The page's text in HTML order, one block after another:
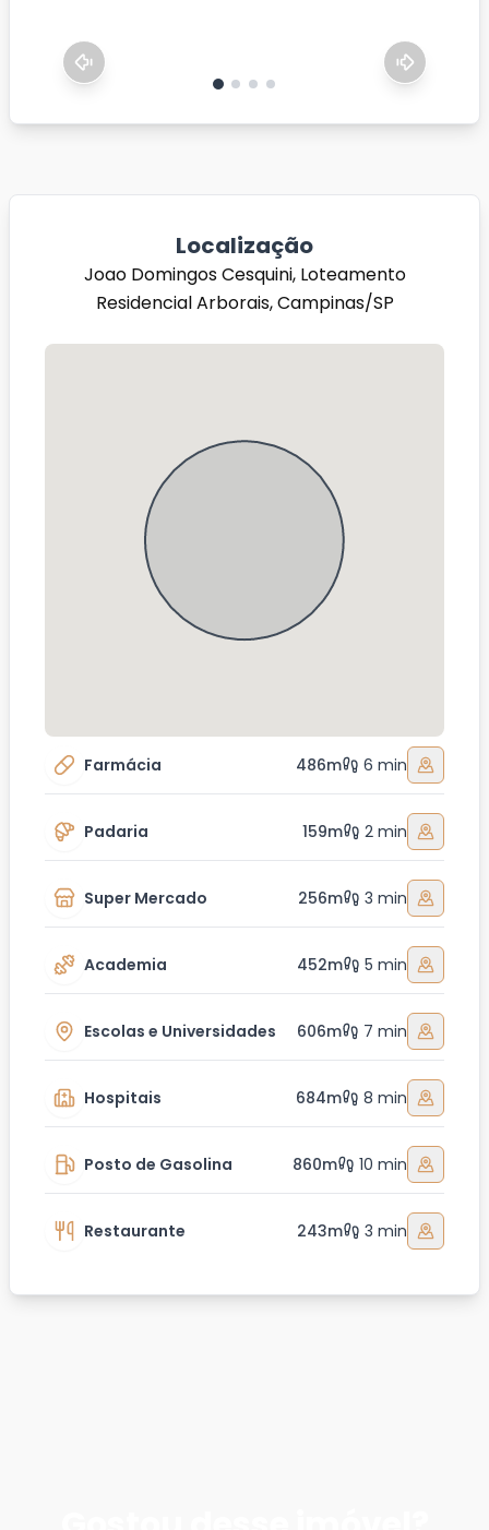
Localização
Joao Domingos Cesquini, Loteamento
Residencial Arborais, Campinas/SP
Farmácia 486m 6 min
Padaria 159m 2 min
Super Mercado 256m 3 min
Academia 452m 5 min
Escolas e Universidades 606m 7 min
Hospitais 684m 8 min
Posto de Gasolina 860m 10 min
Restaurante 243m 3 min